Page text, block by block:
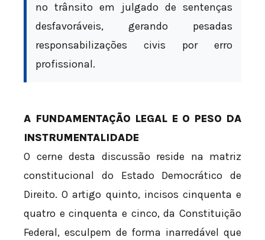
no trânsito em julgado de sentenças
desfavoráveis, gerando pesadas
responsabilizações civis por erro
profissional.
A FUNDAMENTAÇÃO LEGAL E O PESO DA
INSTRUMENTALIDADE
O cerne desta discussão reside na matriz
constitucional do Estado Democrático de
Direito. O artigo quinto, incisos cinquenta e
quatro e cinquenta e cinco, da Constituição
Federal, esculpem de forma inarredável que